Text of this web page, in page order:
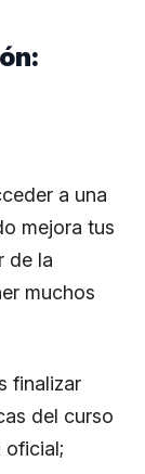
a una
mejora tus
de la
muchos
finalizar
del curso
oficial;